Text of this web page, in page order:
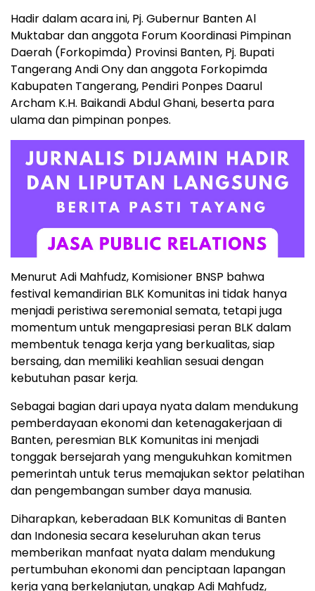
Hadir dalam acara ini, Pj. Gubernur Banten Al
Muktabar dan anggota Forum Koordinasi Pimpinan
Daerah (Forkopimda) Provinsi Banten, Pj. Bupati
Tangerang Andi Ony dan anggota Forkopimda
Kabupaten Tangerang, Pendiri Ponpes Daarul
Archam K.H. Baikandi Abdul Ghani, beserta para
ulama dan pimpinan ponpes.
Menurut Adi Mahfudz, Komisioner BNSP bahwa
festival kemandirian BLK Komunitas ini tidak hanya
menjadi peristiwa seremonial semata, tetapi juga
momentum untuk mengapresiasi peran BLK dalam
membentuk tenaga kerja yang berkualitas, siap
bersaing, dan memiliki keahlian sesuai dengan
kebutuhan pasar kerja.
Sebagai bagian dari upaya nyata dalam mendukung
pemberdayaan ekonomi dan ketenagakerjaan di
Banten, peresmian BLK Komunitas ini menjadi
tonggak bersejarah yang mengukuhkan komitmen
pemerintah untuk terus memajukan sektor pelatihan
dan pengembangan sumber daya manusia.
Diharapkan, keberadaan BLK Komunitas di Banten
dan Indonesia secara keseluruhan akan terus
memberikan manfaat nyata dalam mendukung
pertumbuhan ekonomi dan penciptaan lapangan
kerja yang berkelanjutan, ungkap Adi Mahfudz,